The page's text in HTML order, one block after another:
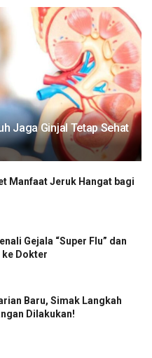
Jaga Ginjal Tetap Sehat
Manfaat Jeruk Hangat bagi
Gejala “Super Flu” dan
ke Dokter
Baru, Simak Langkah
Dilakukan!